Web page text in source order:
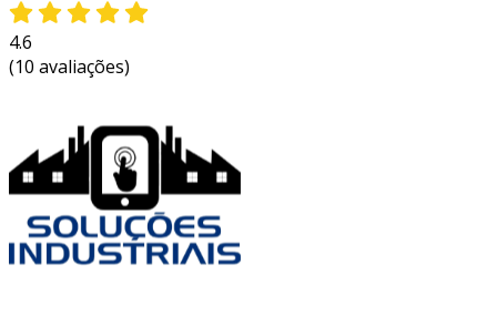
4.6
(10 avaliações)